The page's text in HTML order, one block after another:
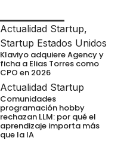
Actualidad Startup,
Startup Estados Unidos
Klaviyo adquiere Agency y
ficha a Elias Torres como
CPO en 2026
Actualidad Startup
Comunidades
programación hobby
rechazan LLM: por qué el
aprendizaje importa más
que la IA